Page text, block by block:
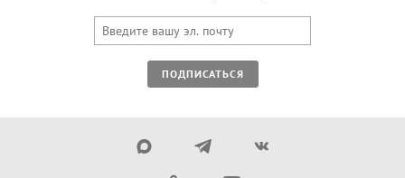
ПОДПИСАТЬСЯ